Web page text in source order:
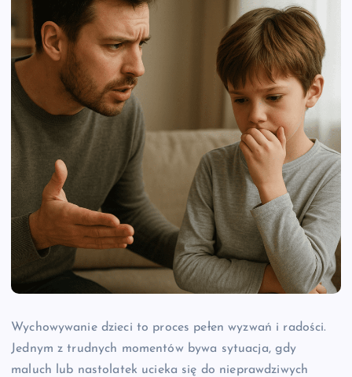
Wychowywanie dzieci to proces pełen wyzwań i radości.
Jednym z trudnych momentów bywa sytuacja, gdy
maluch lub nastolatek ucieka się do nieprawdziwych